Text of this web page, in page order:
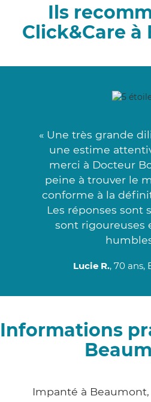
Ils
Click&Care
« Une très grande
une estime
merci à Docteur
peine à trouver le
conforme à la
Les réponses sont
sont rigoureuses
Lucie R., 70 ans,
Informations
Impanté à